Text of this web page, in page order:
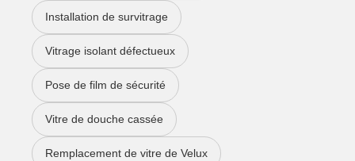
Installation de survitrage
Vitrage isolant défectueux
Pose de film de sécurité
Vitre de douche cassée
Remplacement de vitre de Velux